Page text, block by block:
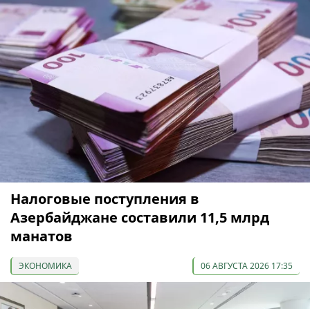
Налоговые поступления в
Азербайджане составили 11,5 млрд
манатов
ЭКОНОМИКА 06 АВГУСТА 2026 17:35